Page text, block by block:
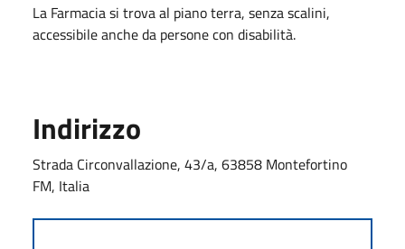
La Farmacia si trova al piano terra, senza scalini,
accessibile anche da persone con disabilità.
Indirizzo
Strada Circonvallazione, 43/a, 63858 Montefortino
FM, Italia